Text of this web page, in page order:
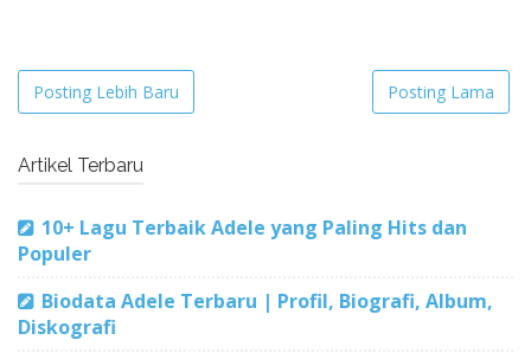
Posting Lebih Baru Posting Lama
Artikel Terbaru
10+ Lagu Terbaik Adele yang Paling Hits dan
Populer
Biodata Adele Terbaru | Profil, Biografi, Album,
Diskografi